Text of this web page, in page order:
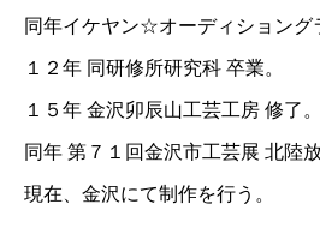
同年イケヤン☆オーディショング
１２年 同研修所研究科 卒業。
１５年 金沢卯辰山工芸工房 修了。
同年 第７１回金沢市工芸展 北陸
現在、金沢にて制作を行う。